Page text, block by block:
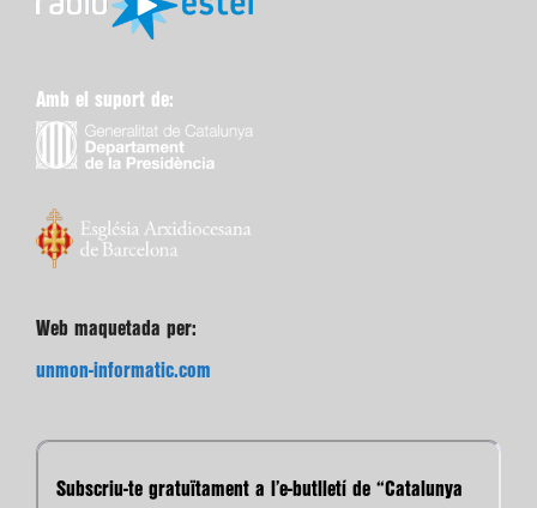
Amb el suport de:
Web maquetada per:
unmon-informatic.com
Subscriu-te gratuïtament a l’e-butlletí de “Catalunya